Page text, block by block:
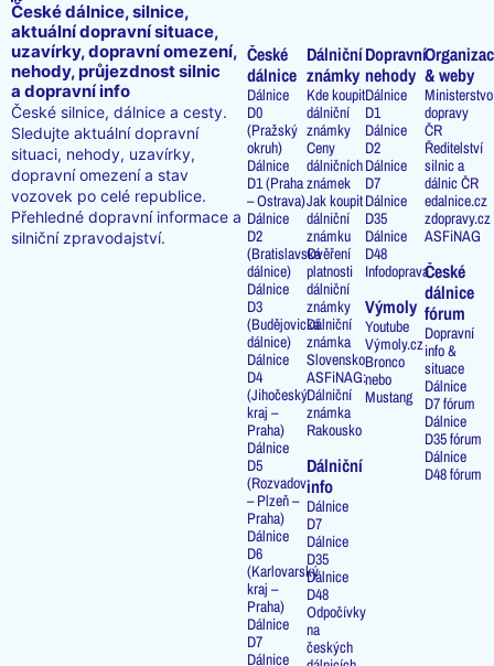
České dálnice, silnice,
aktuální dopravní situace,
uzavírky, dopravní omezení,
nehody, průjezdnost silnic
a dopravní info
České silnice, dálnice a cesty.
Sledujte aktuální dopravní
situaci, nehody, uzavírky,
dopravní omezení a stav
vozovek po celé republice.
Přehledné dopravní informace a
silniční zpravodajství.
České
dálnice
Dálnice
D0
(Pražský
okruh)
Dálnice
D1 (Praha
– Ostrava)
Dálnice
D2
(Bratislavská
dálnice)
Dálnice
D3
(Budějovická
dálnice)
Dálnice
D4
(Jihočeský
kraj –
Praha)
Dálnice
D5
(Rozvadov
– Plzeň –
Praha)
Dálnice
D6
(Karlovarský
kraj –
Praha)
Dálnice
D7
Dálnice
Dálniční
známky
Kde koupit
dálniční
známky
Ceny
dálničních
známek
Jak koupit
dálniční
známku
Ověření
platnosti
dálniční
známky
Dálniční
známka
Slovensko
ASFiNAG:
Dálniční
známka
Rakousko
Dálniční
info
Dálnice
D7
Dálnice
D35
Dálnice
D48
Odpočívky
na
českých
Dopravní
nehody
Dálnice
D1
Dálnice
D2
Dálnice
D7
Dálnice
D35
Dálnice
D48
Infodoprava
Výmoly
Youtube
Výmoly.cz
Bronco
nebo
Mustang
& weby
Ministerstvo
dopravy
ČR
Ředitelství
silnic a
dálnic ČR
edalnice.cz
zdopravy.cz
ASFiNAG
České
dálnice
fórum
Dopravní
info &
situace
Dálnice
D7 fórum
Dálnice
D35 fórum
Dálnice
D48 fórum